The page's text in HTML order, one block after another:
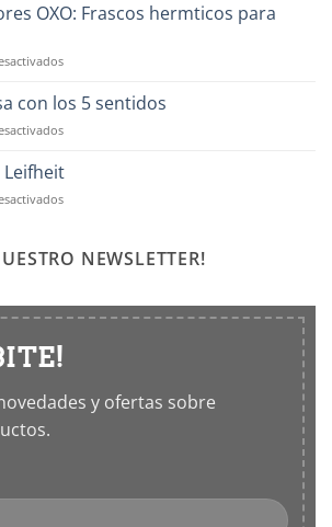
OXO: Frascos hermticos para
en
OXO:
hermticos
cocina
con los 5 sentidos
en
tu
con
sentidos
en
NEWSLETTER!
y ofertas sobre